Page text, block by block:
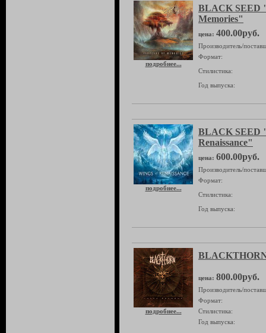
подробнее...
BLACK SEED
Memories"
цена: 400.00руб.
Производитель/
Формат:
Стилистика:
Год выпуска:
подробнее...
BLACK SEED
Renaissance"
цена: 600.00руб.
Производитель/
Формат:
Стилистика:
Год выпуска:
подробнее...
цена: 800.00руб.
Производитель/
Формат:
Стилистика:
Год выпуска: